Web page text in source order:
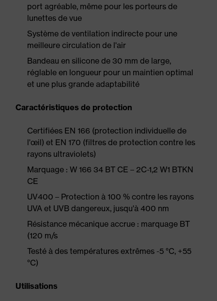
port agréable, même pour les porteurs de
lunettes de vue
Système de ventilation indirecte pour une
meilleure circulation de l'air
Bandeau en silicone de 30 mm de large,
réglable en longueur pour un maintien optimal
et une plus grande adaptabilité
Caractéristiques de protection
Certifiées EN 166 (protection individuelle de
l'œil) et EN 170 (filtres de protection contre les
rayons ultraviolets)
Marquage : W 166 34 BT CE – 2C-1,2 W1 BTKN
CE
UV400 – Protection à 100 % contre les rayons
UVA et UVB dangereux, jusqu'à 400 nm
Résistance mécanique accrue : marquage BT
(120 m/s
Testé à des températures extrêmes -5 °C, +55
°C)
Utilisations